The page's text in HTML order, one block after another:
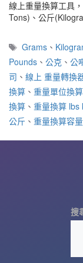
線上重量換算工具
Tons)、公斤
標
籤
Grams 、
Pounds 、 公克 、 公
司 、 線上 重量轉換
換算 、 重量單位換
換算 、 重量換算 lbs
公斤 、 重量換算容量
搜